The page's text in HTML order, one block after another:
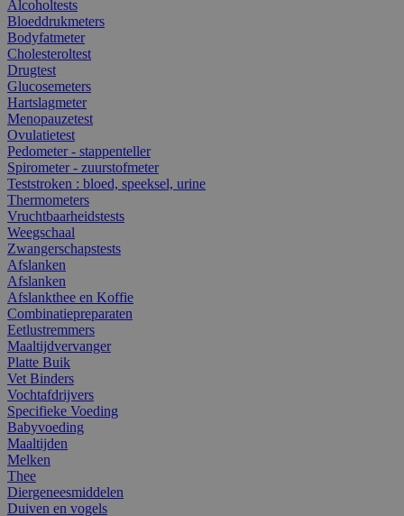
Alcoholtests
Bloeddrukmeters
Bodyfatmeter
Cholesteroltest
Drugtest
Glucosemeters
Hartslagmeter
Menopauzetest
Ovulatietest
Pedometer - stappenteller
Spirometer - zuurstofmeter
Teststroken : bloed, speeksel, urine
Thermometers
Vruchtbaarheidstests
Weegschaal
Zwangerschapstests
Afslanken
Afslanken
Afslankthee en Koffie
Combinatiepreparaten
Eetlustremmers
Maaltijdvervanger
Platte Buik
Vet Binders
Vochtafdrijvers
Specifieke Voeding
Babyvoeding
Maaltijden
Melken
Thee
Diergeneesmiddelen
Duiven en vogels